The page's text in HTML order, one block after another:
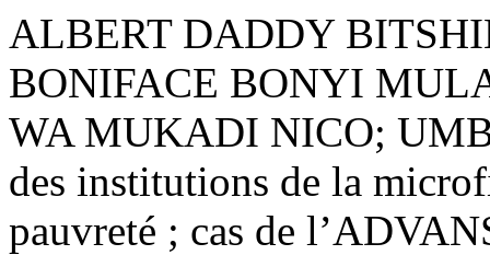
ALBERT DADDY
BONIFACE BONYI
WA MUKADI NICO;
des institutions de la
pauvreté ; cas de